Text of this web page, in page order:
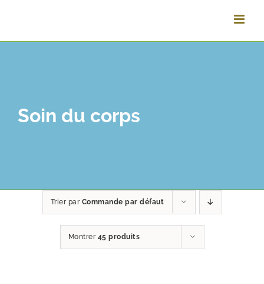
contenuto
Soin du corps
Trier par Commande par défaut
Montrer 45 produits